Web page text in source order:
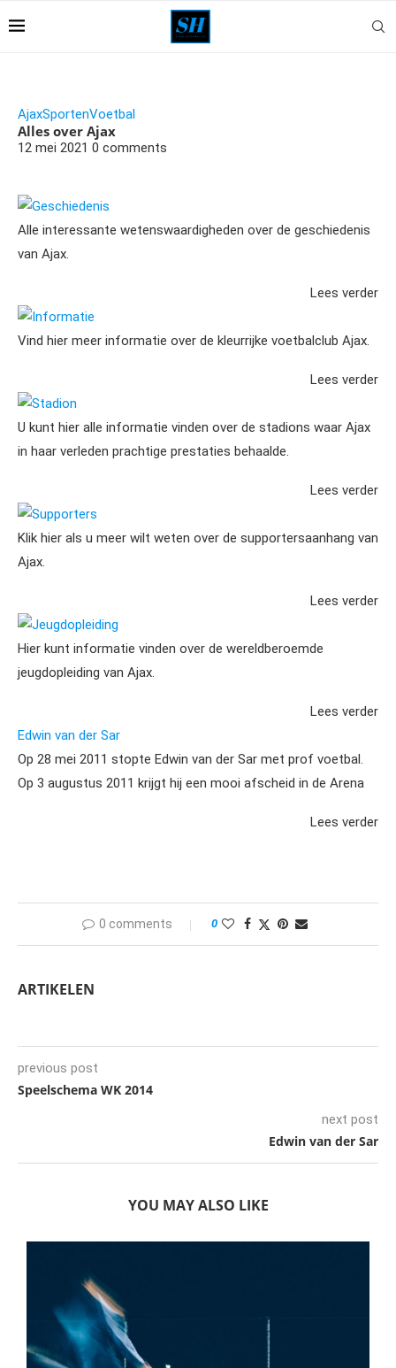
AjaxSportenVoetbal
Alles over Ajax
12 mei 2021 0 comments
Geschiedenis
Alle interessante wetenswaardigheden over de geschiedenis
van Ajax.
Lees verder
Informatie
Vind hier meer informatie over de kleurrijke voetbalclub Ajax.
Lees verder
Stadion
U kunt hier alle informatie vinden over de stadions waar Ajax
in haar verleden prachtige prestaties behaalde.
Lees verder
Supporters
Klik hier als u meer wilt weten over de supportersaanhang van
Ajax.
Lees verder
Jeugdopleiding
Hier kunt informatie vinden over de wereldberoemde
jeugdopleiding van Ajax.
Lees verder
Edwin van der Sar
Op 28 mei 2011 stopte Edwin van der Sar met prof voetbal.
Op 3 augustus 2011 krijgt hij een mooi afscheid in de Arena
Lees verder
0 comments 0
ARTIKELEN
previous post
Speelschema WK 2014
next post
Edwin van der Sar
YOU MAY ALSO LIKE